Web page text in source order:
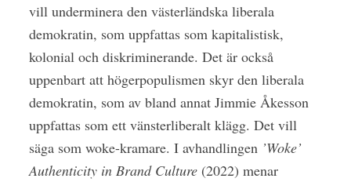
vill underminera den västerländska liberala
demokratin, som uppfattas som kapitalistisk,
kolonial och diskriminerande. Det är också
uppenbart att högerpopulismen skyr den liberala
demokratin, som av bland annat Jimmie Åkesson
uppfattas som ett vänsterliberalt klägg. Det vill
säga som woke-kramare. I avhandlingen ’Woke’
Authenticity in Brand Culture(2022) menar